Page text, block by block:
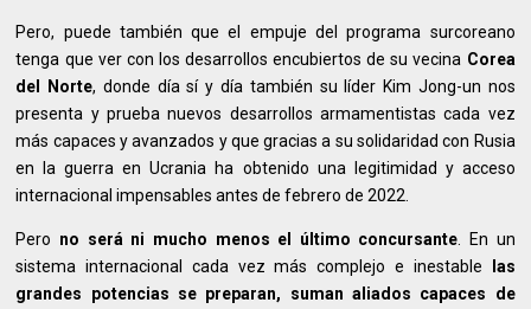
Pero, puede también que el empuje del programa surcoreano
tenga que ver con los desarrollos encubiertos de su vecina Corea
del Norte, donde día sí y día también su líder Kim Jong-un nos
presenta y prueba nuevos desarrollos armamentistas cada vez
más capaces y avanzados y que gracias a su solidaridad con Rusia
en la guerra en Ucrania ha obtenido una legitimidad y acceso
internacional impensables antes de febrero de 2022.
Pero no será ni mucho menos el último concursante . En un
sistema internacional cada vez más complejo e inestable
las
grandes potencias se preparan, suman aliados capaces de